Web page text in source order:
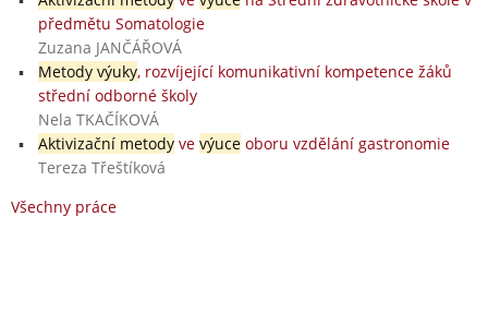
předmětu Somatologie
Zuzana JANČÁŘOVÁ
Metody výuky, rozvíjející komunikativní kompetence žáků
střední odborné školy
Nela TKAČÍKOVÁ
Aktivizační metodyve výuceoboru vzdělání gastronomie
Tereza Třeštíková
Všechny práce